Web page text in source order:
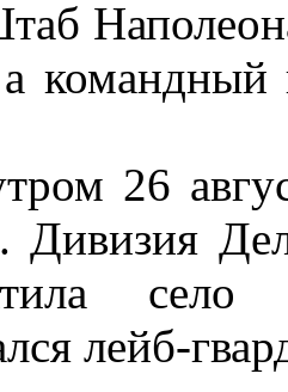
26
Дивизия
село
лейб-